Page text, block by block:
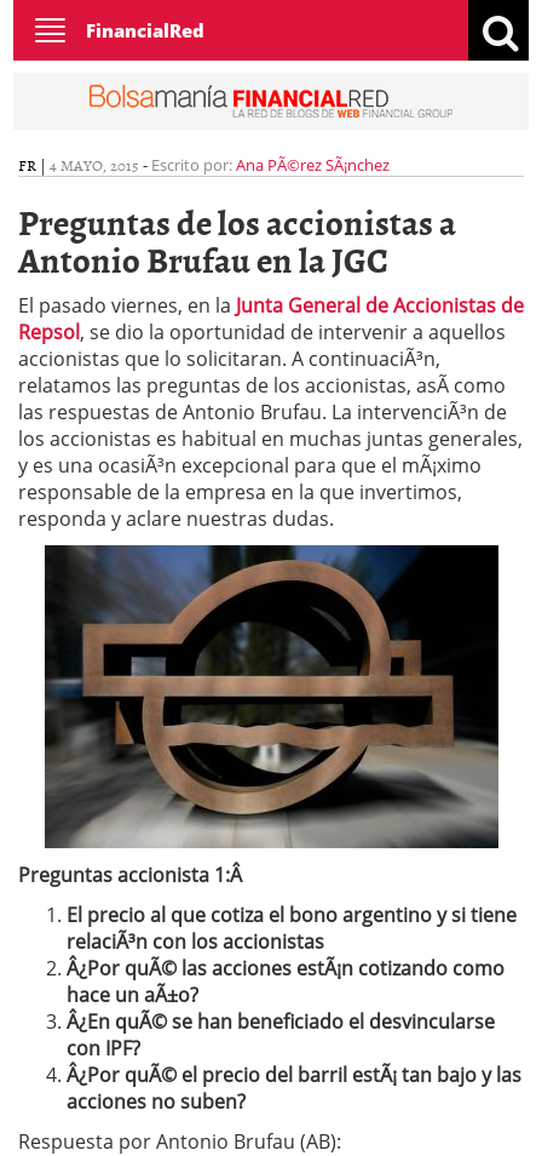
Toggle
navigation
FinancialRed
FR | 4 MAYO, 2015 - Escrito por:Ana PÃ©rez SÃ¡nchez
Preguntas de los accionistas a
Antonio Brufau en la JGC
El pasado viernes, en la Junta General de Accionistas de
Repsol, se dio la oportunidad de intervenir a aquellos
accionistas que lo solicitaran. A continuaciÃ³n,
relatamos las preguntas de los accionistas, asÃ­ como
las respuestas de Antonio Brufau. La intervenciÃ³n de
los accionistas es habitual en muchas juntas generales,
y es una ocasiÃ³n excepcional para que el mÃ¡ximo
responsable de la empresa en la que invertimos,
responda y aclare nuestras dudas.
Preguntas accionista 1:Â
El precio al que cotiza el bono argentino y si tiene
relaciÃ³n con los accionistas
Â¿Por quÃ© las acciones estÃ¡n cotizando como
hace un aÃ±o?
Â¿En quÃ© se han beneficiado el desvincularse
con IPF?
Â¿Por quÃ© el precio del barril estÃ¡ tan bajo y las
acciones no suben?
Respuesta por Antonio Brufau (AB):